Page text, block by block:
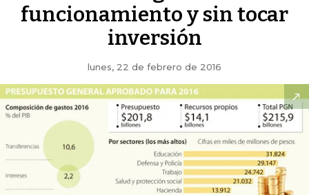
funcionamiento y sin tocar
inversión
lunes, 22 de febrero de 2016